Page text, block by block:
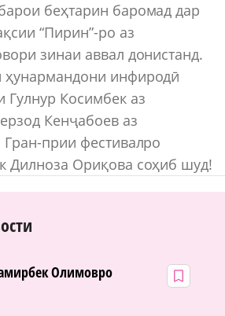
беҳтарин баромад дар
“Пирин”-ро аз
зинаи аввал донистанд.
ҳунармандони инфиродӣ
Гулнур Косимбек аз
Кенҷабоев аз
прии фестивалро
Дилноза Ориқова соҳиб шуд!
Олимовро